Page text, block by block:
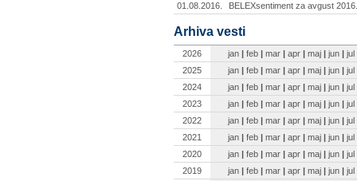
01.08.2016.
BELEXsentiment za avgust
Arhiva vesti
2026 jan | feb | mar | apr | maj | jun | jul
2025
jan | feb | mar | apr | maj | jun | jul
2024
jan | feb | mar | apr | maj | jun | jul
2023
jan | feb | mar | apr | maj | jun | jul
2022
jan | feb | mar | apr | maj | jun | jul
2021
jan | feb | mar | apr | maj | jun | jul
2020
jan | feb | mar | apr | maj | jun | jul
2019
jan | feb | mar | apr | maj | jun | jul